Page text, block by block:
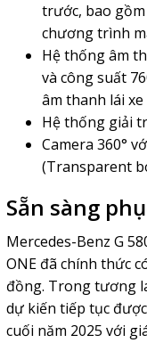
trước, bao gồm
chương trình
Hệ thống âm
và công suất
âm thanh lái
Hệ thống giải
Camera 360°
(Transparent
Sẵn sàng
Mercedes-Benz G
ONE đã chính thức
đồng. Trong tương
dự kiến tiếp tục
cuối năm 2025 với